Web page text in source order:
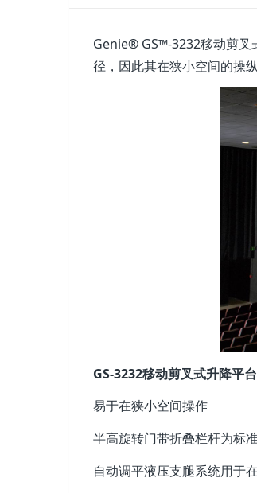
Genie® GS™-3232移动剪叉
径，因此其在狭小空间的操
GS-3232移动剪叉式升降平
易于在狭小空间操作
半高旋转门带折叠栏杆为标
自动调平液压支腿系统用于